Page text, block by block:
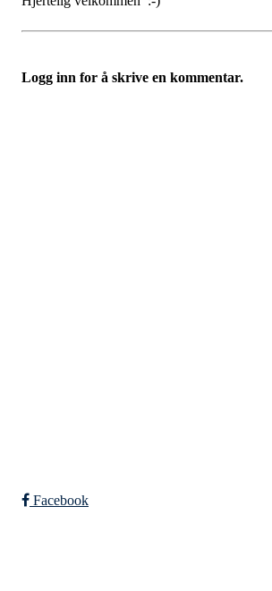
Logg inn for å skrive en kommentar.
Facebook